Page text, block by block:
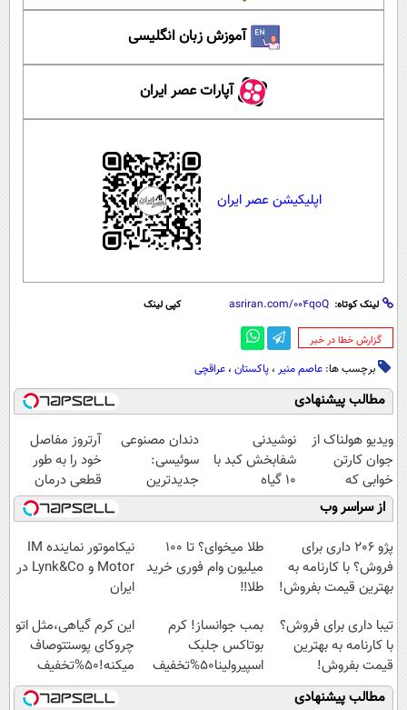
آموزش زبان انگلیسی
آپارات عصر ایران
اپلیکیشن عصر ایران
لینک کوتاه: کپی لینک
‌گزارش خطا در خبر
برچسب ها: عاصم منیر ، پاکستان ، عراقچی
مطالب پیشنهادی
ویدیو هولناک از
جوان کارتن
خوابی که
میلیاردر شد.
آموزش رایگان
نوشیدنی
شفابخش کبد با
10 گیاه
موثر(تخفیف تا
امشب)
دندان مصنوعی
سوئیسی:
جدیدترین
فناوری اروپا،
سبک و مقاوم |
پرداخت قسطی
آرتروز مفاصل
خود را به طور
قطعی درمان
کنید!
◗پرسش‌نامه◖
از سراسر وب
پژو 206 داری برای
فروش؟ با کارنامه به
بهترین قیمت بفروش!
طلا میخوای؟ تا 100
میلیون وام فوری خرید
طلا‼️
نیکاموتور نماینده IM
Motor و Lynk&Co در
ایران
تیبا داری برای فروش؟
با کارنامه به بهترین
قیمت بفروش!
بمب جوانساز! کرم
بوتاکس جلبک
اسپیرولینا50%تخفیف
این کرم گیاهی،مثل اتو
چروکای پوستتوصاف
میکنه!50%تخفیف
مطالب پیشنهادی